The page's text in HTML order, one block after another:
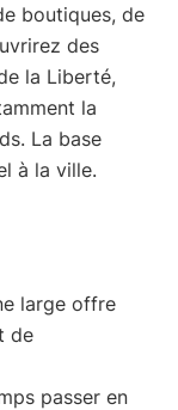
boutiques, de
des
la Liberté,
la
La base
à la ville.
large offre
de
passer en